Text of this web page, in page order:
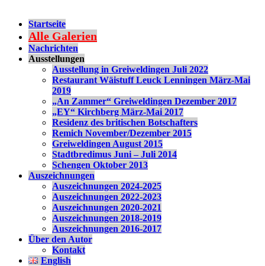
Startseite
Alle Galerien
Nachrichten
Ausstellungen
Ausstellung in Greiweldingen Juli 2022
Restaurant Wäistuff Leuck Lenningen März-Mai
2019
„An Zammer“ Greiweldingen Dezember 2017
„EY“ Kirchberg März-Mai 2017
Residenz des britischen Botschafters
Remich November/Dezember 2015
Greiweldingen August 2015
Stadtbredimus Juni – Juli 2014
Schengen Oktober 2013
Auszeichnungen
Auszeichnungen 2024-2025
Auszeichnungen 2022-2023
Auszeichnungen 2020-2021
Auszeichnungen 2018-2019
Auszeichnungen 2016-2017
Über den Autor
Kontakt
English